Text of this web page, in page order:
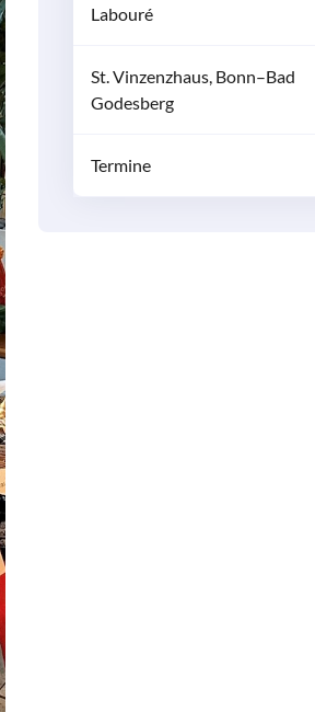
Labouré
St. Vinzenzhaus, Bonn–Bad
Godesberg
Termine